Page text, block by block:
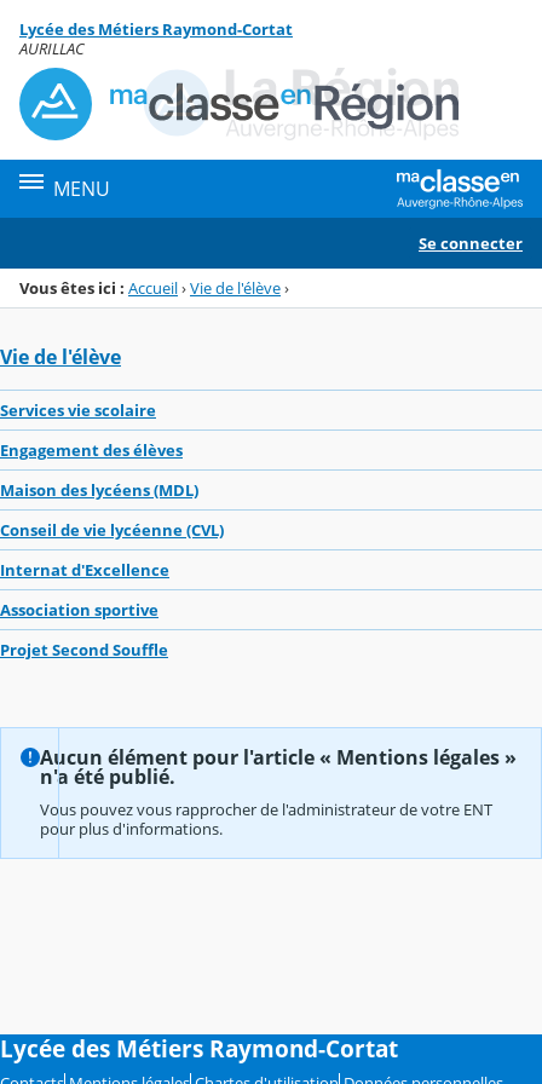
Menu de la rubrique
Contenu
Lycée des Métiers Raymond-Cortat
AURILLAC
MENU
Se connecter
Vous êtes ici : Accueil›Vie de l'élève›
Vie de l'élève
Services vie scolaire
Engagement des élèves
Maison des lycéens (MDL)
Conseil de vie lycéenne (CVL)
Internat d'Excellence
Association sportive
Projet Second Souffle
Aucun élément pour l'article « Mentions légales »
n'a été publié.
Vous pouvez vous rapprocher de l'administrateur de votre ENT
pour plus d'informations.
Lycée des Métiers Raymond-Cortat